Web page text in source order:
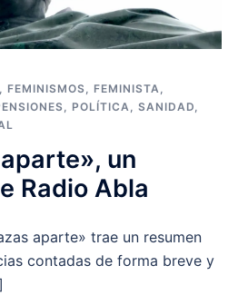
FEMINISMOS, FEMINISTA,
, POLÍTICA, SANIDAD,
un
Radio Abla
aparte» trae un resumen
contadas de forma breve y